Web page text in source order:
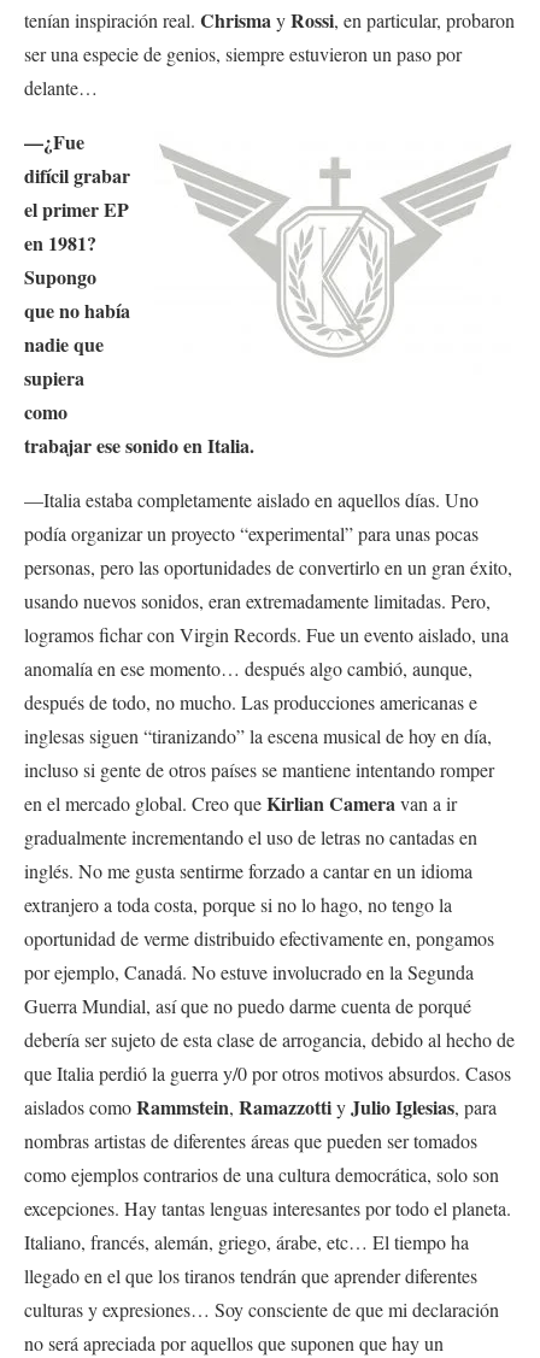
tenían inspiración real. ChrismayRossi, en particular, probaron
ser una especie de genios, siempre estuvieron un paso por
delante…
—¿Fue
difícil grabar
el primer EP
en 1981?
Supongo
que no había
nadie que
supiera
como
trabajar ese sonido en Italia.
—Italia estaba completamente aislado en aquellos días. Uno
podía organizar un proyecto “experimental” para unas pocas
personas, pero las oportunidades de convertirlo en un gran éxito,
usando nuevos sonidos, eran extremadamente limitadas. Pero,
logramos fichar con Virgin Records. Fue un evento aislado, una
anomalía en ese momento… después algo cambió, aunque,
después de todo, no mucho. Las producciones americanas e
inglesas siguen “tiranizando” la escena musical de hoy en día,
incluso si gente de otros países se mantiene intentando romper
en el mercado global. Creo queKirlian Cameravan a ir
gradualmente incrementando el uso de letras no cantadas en
inglés. No me gusta sentirme forzado a cantar en un idioma
extranjero a toda costa, porque si no lo hago, no tengo la
oportunidad de verme distribuido efectivamente en, pongamos
por ejemplo, Canadá. No estuve involucrado en la Segunda
Guerra Mundial, así que no puedo darme cuenta de porqué
debería ser sujeto de esta clase de arrogancia, debido al hecho de
que Italia perdió la guerra y/0 por otros motivos absurdos. Casos
aislados comoRammstein, RamazzottiyJulio Iglesias, para
nombras artistas de diferentes áreas que pueden ser tomados
como ejemplos contrarios de una cultura democrática, solo son
excepciones. Hay tantas lenguas interesantes por todo el planeta.
Italiano, francés, alemán, griego, árabe, etc… El tiempo ha
llegado en el que los tiranos tendrán que aprender diferentes
culturas y expresiones… Soy consciente de que mi declaración
no será apreciada por aquellos que suponen que hay un